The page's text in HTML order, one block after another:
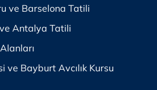
ve Barselona Tatili
Antalya Tatili
ve Bayburt Avcılık Kursu